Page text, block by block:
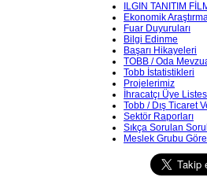
ILGIN TANITIM
Ekonomik
Fuar Duyuruları
Bilgi Edinme
Başarı Hikayeleri
TOBB / Oda
Tobb İstatistikleri
Projelerimiz
İhracatçı Üye
Tobb / Dış Ticaret
Sektör Raporları
Sıkça Sorulan
Meslek Grubu